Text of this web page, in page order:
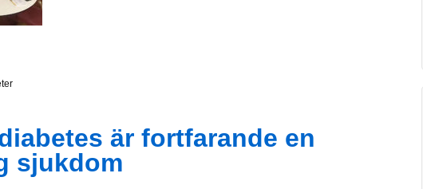
är fortfarande en
sjukdom